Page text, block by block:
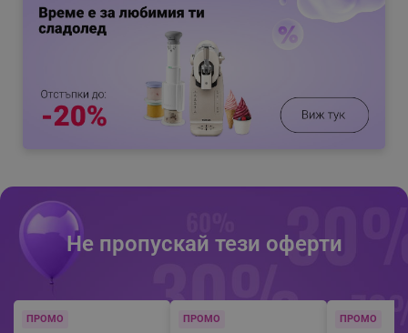
Не пропускай тези оферти
ПРОМО ПРОМО ПРОМО